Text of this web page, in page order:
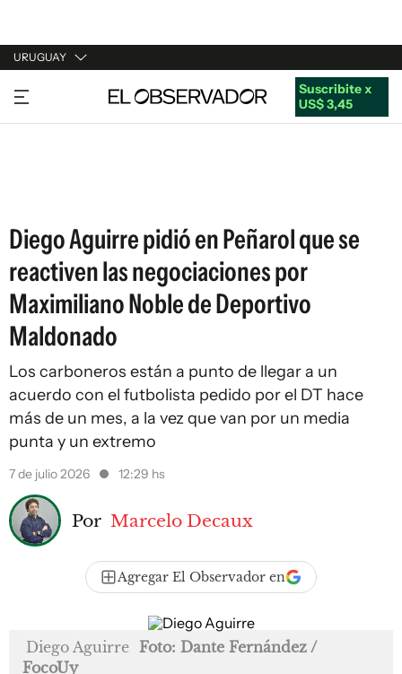
URUGUAY
URUGUAY
ARGENTINA
Suscribite x
US$ 3,45
Diego Aguirre pidió en Peñarol que se
reactiven las negociaciones por
Maximiliano Noble de Deportivo
Maldonado
Los carboneros están a punto de llegar a un
acuerdo con el futbolista pedido por el DT hace
más de un mes, a la vez que van por un media
punta y un extremo
7 de julio 2026 12:29 hs
Por Marcelo Decaux
Agregar El Observador en
Diego Aguirre Foto: Dante Fernández /
FocoUy